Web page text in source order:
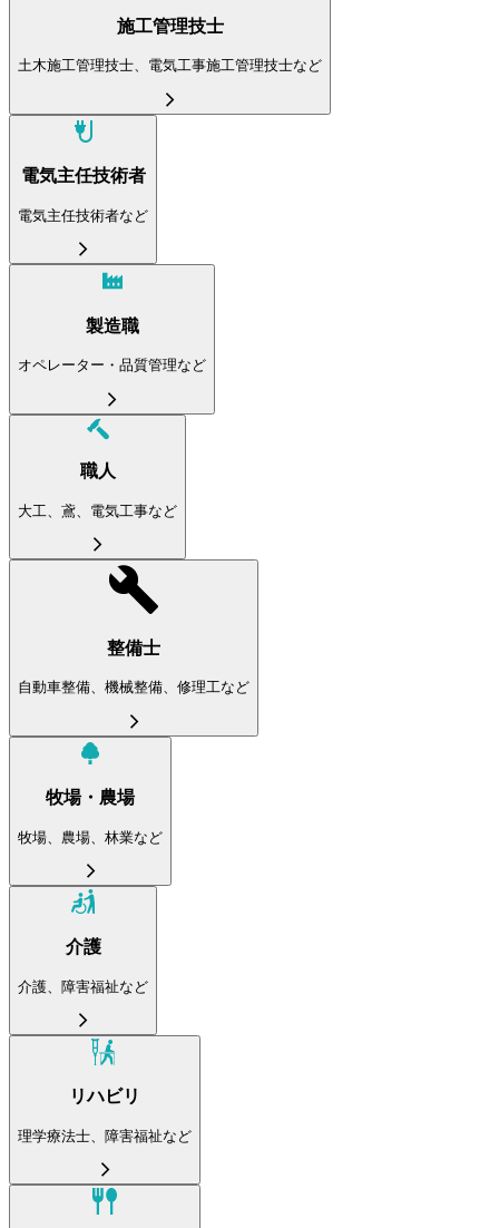
施工管理技士
土木施工管理技士、電気工事施工管理技士など
電気主任技術者
電気主任技術者など
製造職
オペレーター・品質管理など
職人
大工、鳶、電気工事など
整備士
自動車整備、機械整備、修理工など
牧場・農場
牧場、農場、林業など
介護
介護、障害福祉など
リハビリ
理学療法士、障害福祉など